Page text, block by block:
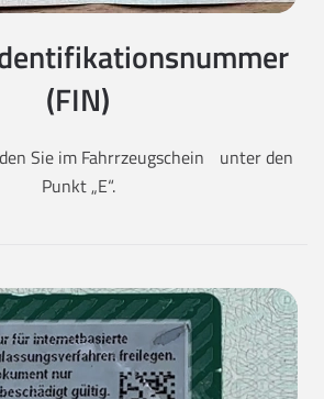
(FIN)
Sie im Fahrrzeugschein unter den
Punkt „E“.